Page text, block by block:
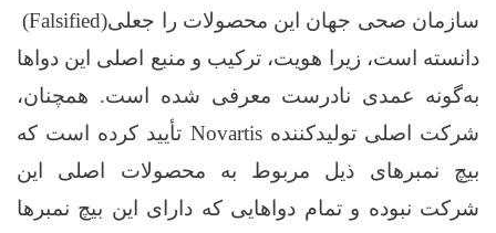
سازمان صحی جهان این محصولات را جعلی(Falsified)
دانسته است، زیرا هویت، ترکیب و منبع اصلی این دواها
به‌گونه عمدی نادرست معرفی شده است. همچنان،
شرکت اصلی تولیدکننده Novartis تأیید کرده است که
بیچ نمبرهای ذیل مربوط به محصولات اصلی این
شرکت نبوده و تمام دواهایی که دارای این بیچ نمبرها